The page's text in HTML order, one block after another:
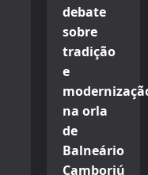
debate
sobre
tradição
e
na orla
de
Balneário
Camboriú